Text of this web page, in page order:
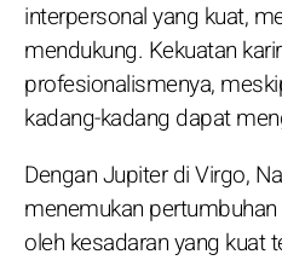
interpersonal yang kuat,
mendukung. Kekuatan
profesionalismenya,
kadang-kadang dapat
Dengan Jupiter di Virgo,
menemukan
oleh kesadaran yang kuat